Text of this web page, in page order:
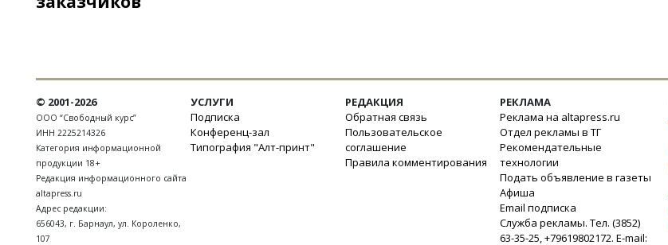
© 2001-2026
ООО “Свободный курс”
ИНН 2225214326
Категория информационной
продукции 18+
Редакция информационного сайта
altapress.ru
Адрес редакции:
656043, г. Барнаул, ул. Короленко,
107
УСЛУГИ
Подписка
Конференц-зал
Типография "Алт-принт"
РЕДАКЦИЯ
Обратная связь
Пользовательское
соглашение
Правила комментирования
РЕКЛАМА
Реклама на altapress.ru
Отдел рекламы в ТГ
Рекомендательные
технологии
Подать объявление в газеты
Афиша
Email подписка
Служба рекламы. Тел. (3852)
63-35-25, +79619802172. E-mail: